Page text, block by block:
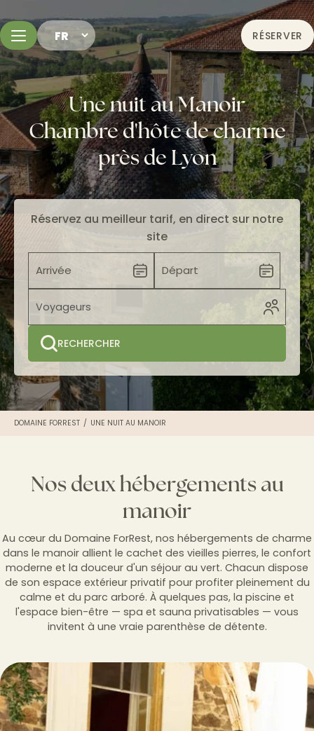
RÉSERVER
Une nuit au Manoir
Chambre d'hôte de charme
près de Lyon
Réservez au meilleur tarif, en direct sur notre
site
RECHERCHER
DOMAINE FORREST UNE NUIT AU MANOIR
Nos deux hébergements au
manoir
Au cœur du Domaine ForRest, nos hébergements de charme
dans le manoir allient le cachet des vieilles pierres, le confort
moderne et la douceur d'un séjour au vert. Chacun dispose
de son espace extérieur privatif pour profiter pleinement du
calme et du parc arboré. À quelques pas, la piscine et
l'espace bien-être — spa et sauna privatisables — vous
invitent à une vraie parenthèse de détente.